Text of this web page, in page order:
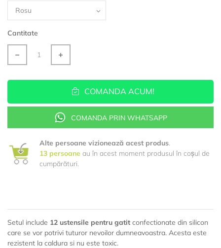
Cantitate
COMANDA ACUM!
COMANDA PRIN WHATSAPP
Alte persoane vizionează acest produs.
13 persoane au în acest moment produsul în coșul de
cumpărături.
Setul include 12 ustensile pentru gatit confectionate din silicon
care se vor potrivi tuturor nevoilor dumneavoastra. Acesta este
rezistent la caldura si nu este toxic.